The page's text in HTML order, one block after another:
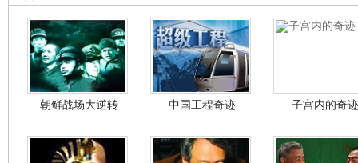
朝鲜战场大逆转 中国工程奇迹 子宫内的奇迹